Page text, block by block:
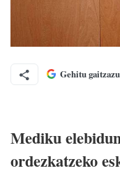
Gehitu
Mediku
ordezkatzeko